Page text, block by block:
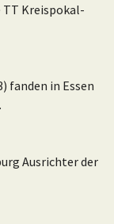
TT Kreispokal-
fanden in Essen
Ausrichter der